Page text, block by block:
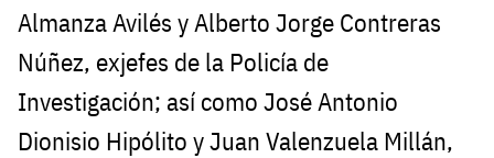
Almanza Avilés y Alberto Jorge Contreras
Núñez, exjefes de la Policía de
Investigación; así como José Antonio
Dionisio Hipólito y Juan Valenzuela Millán,